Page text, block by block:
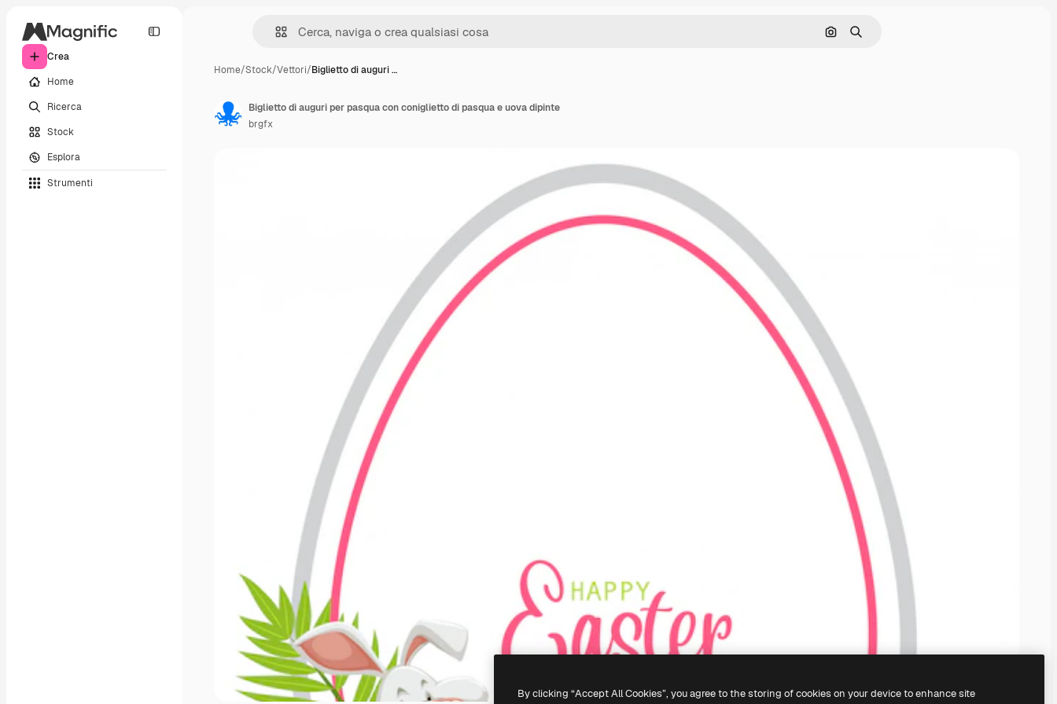
Crea
Home
Ricerca
Stock
Esplora
Strumenti
Cerca per immagine
Ricerca
Home/Stock/Vettori/Biglietto di auguri …
Biglietto di auguri per pasqua con coniglietto di pasqua e uova dipinte
brgfx
By clicking “Accept All Cookies”, you agree to the storing of cookies on your device to enhance site